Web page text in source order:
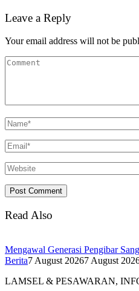
Leave a Reply
Your email address will not be
Read Also
Mengawal Generasi Pengibar
Berita7 August 20267 August
LAMSEL & PESAWARAN,